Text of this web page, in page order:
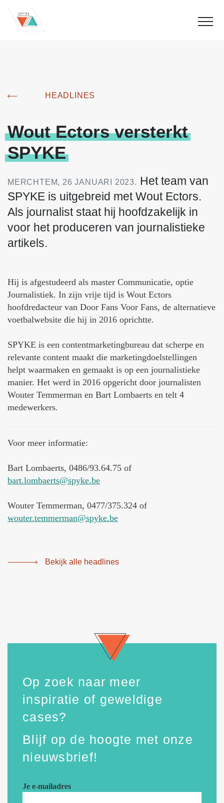
HEADLINES
Wout Ectors versterkt
SPYKE
MERCHTEM, 26 JANUARI 2023. Het team van
SPYKE is uitgebreid met Wout Ectors.
Als journalist staat hij hoofdzakelijk in
voor het produceren van journalistieke
artikels.
Hij is afgestudeerd als master Communicatie, optie
Journalistiek. In zijn vrije tijd is Wout Ectors
hoofdredacteur van Door Fans Voor Fans, de alternatieve
voetbalwebsite die hij in 2016 oprichtte.
SPYKE is een contentmarketingbureau dat scherpe en
relevante content maakt die marketingdoelstellingen
helpt waarmaken en gemaakt is op een journalistieke
manier. Het werd in 2016 opgericht door journalisten
Wouter Temmerman en Bart Lombaerts en telt 4
medewerkers.
Voor meer informatie:
Bart Lombaerts, 0486/93.64.75 of
bart.lombaerts@spyke.be
Wouter Temmerman, 0477/375.324 of
wouter.temmerman@spyke.be
Bekijk alle headlines
Op zoek naar meer
inspiratie of geweldige
cases?
Blijf op de hoogte met onze
nieuwsbrief!
Je e-mailadres